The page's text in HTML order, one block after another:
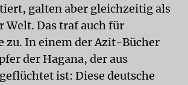
galten aber gleichzeitig als
Welt. Das traf auch für
zu. In einem der Azit-Bücher
der Hagana, der aus
ist: Diese deutsche